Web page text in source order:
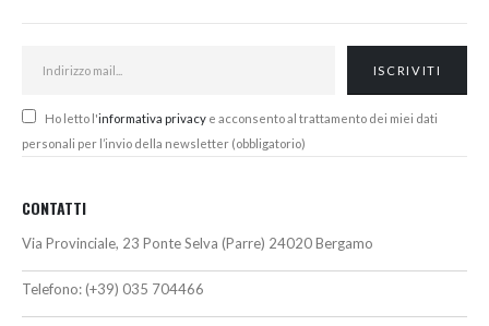
Ho letto l'informativa privacy e acconsento al trattamento dei miei dati
personali per l’invio della newsletter (obbligatorio)
CONTATTI
Via Provinciale, 23 Ponte Selva (Parre) 24020 Bergamo
Telefono: (+39) 035 704466